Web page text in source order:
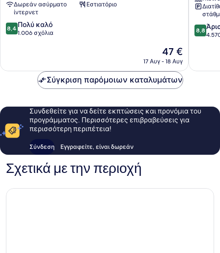
Δωρεάν ασύρματο
ίντερνετ
Εστιατόριο
8.4
στα
8,4 Πολύ καλό
1.006 σχόλια
Η
τιμή
47 €
47 €
17 Αυγ - 18 Αυγ
Namba
Ekimae
Tower
Naniwa
8.8
στα
σχόλια
8,8
Σύγκριση παρόμοιων καταλυμάτων
Συνδεθείτε για να δείτε εκπτώσεις και προνόμια του
προγράμματος. Περισσότερες επιβραβεύσεις για
περισσότερη περιπέτεια!
Σύνδεση Εγγραφείτε, είναι δωρεάν
Σχετικά με την περιοχή